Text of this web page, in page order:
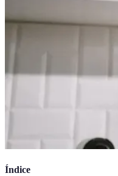
Índice